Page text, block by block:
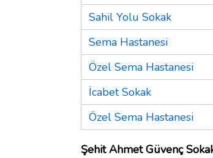
Sahil Yolu Sokak
Sema Hastanesi
Özel Sema Hastanesi
İcabet Sokak
Özel Sema Hastanesi
Şehit Ahmet Güvenç